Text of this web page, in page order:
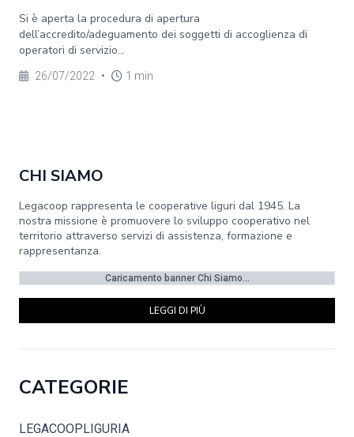
Si è aperta la procedura di apertura
dell’accredito/adeguamento dei soggetti di accoglienza di
operatori di servizio...
26/07/2022 • 1 min
CHI SIAMO
Legacoop rappresenta le cooperative liguri dal 1945. La
nostra missione è promuovere lo sviluppo cooperativo nel
territorio attraverso servizi di assistenza, formazione e
rappresentanza.
Caricamento banner Chi Siamo...
LEGGI DI PIÙ
CATEGORIE
LEGACOOPLIGURIA